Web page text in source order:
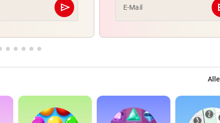
send
Abschicken E-Mail